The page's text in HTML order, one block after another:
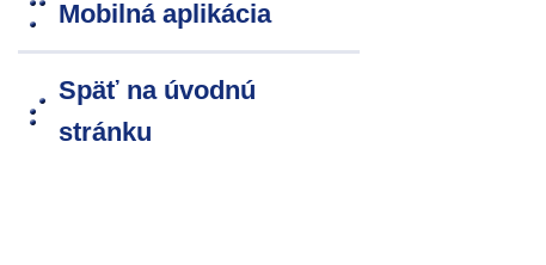
Mobilná aplikácia
Späť na úvodnú
stránku